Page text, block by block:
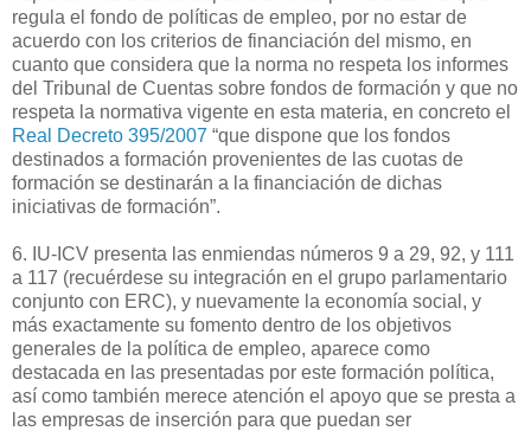
regula el fondo de políticas de empleo, por no estar de
acuerdo con los criterios de financiación del mismo, en
cuanto que considera que la norma no respeta los informes
del Tribunal de Cuentas sobre fondos de formación y que no
respeta la normativa vigente en esta materia, en concreto el
Real Decreto 395/2007 “que dispone que los fondos
destinados a formación provenientes de las cuotas de
formación se destinarán a la financiación de dichas
iniciativas de formación”.
6. IU-ICV presenta las enmiendas números 9 a 29, 92, y 111
a 117 (recuérdese su integración en el grupo parlamentario
conjunto con ERC), y nuevamente la economía social, y
más exactamente su fomento dentro de los objetivos
generales de la política de empleo, aparece como
destacada en las presentadas por este formación política,
así como también merece atención el apoyo que se presta a
las empresas de inserción para que puedan ser